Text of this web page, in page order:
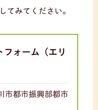
てみてください。
フォーム（エリ
市都市振興部都市